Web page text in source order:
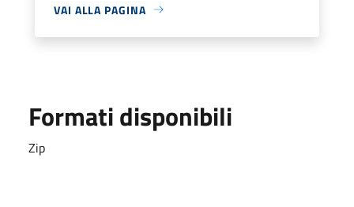
VAI ALLA PAGINA
Formati disponibili
Zip